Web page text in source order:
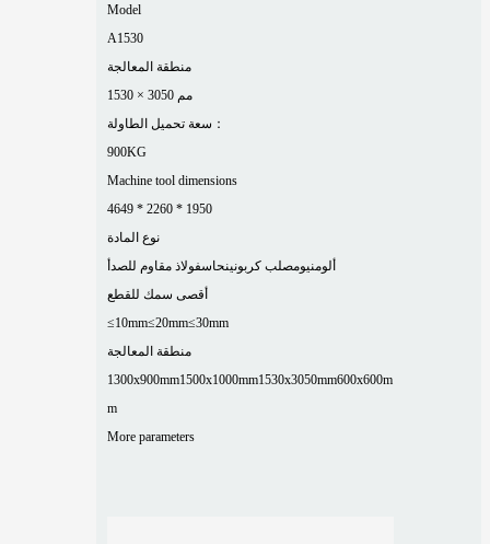
Model
A1530
منطقة المعالجة
1530 × 3050 مم
سعة تحميل الطاولة：
900KG
Machine tool dimensions
4649 * 2260 * 1950
نوع المادة
ألومنيومصلب كربونينحاسفولاذ مقاوم للصدأ
أقصى سمك للقطع
≤10mm≤20mm≤30mm
منطقة المعالجة
1300x900mm1500x1000mm1530x3050mm600x600m
m
More parameters